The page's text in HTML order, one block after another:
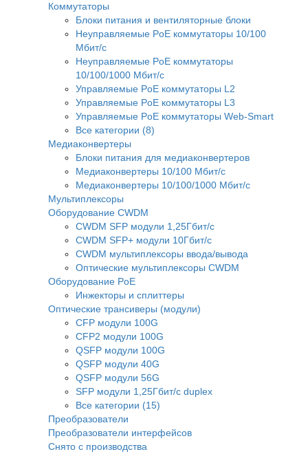
Коммутаторы
Блоки питания и вентиляторные блоки
Неуправляемые PoE коммутаторы 10/100
Мбит/с
Неуправляемые PoE коммутаторы
10/100/1000 Мбит/с
Управляемые PoE коммутаторы L2
Управляемые PoE коммутаторы L3
Управляемые PoE коммутаторы Web-Smart
Все категории (8)
Медиаконвертеры
Блоки питания для медиаконвертеров
Медиаконвертеры 10/100 Мбит/с
Медиаконвертеры 10/100/1000 Мбит/c
Мультиплексоры
Оборудование CWDM
CWDM SFP модули 1,25Гбит/с
CWDM SFP+ модули 10Гбит/с
CWDM мультиплексоры ввода/вывода
Оптические мультиплексоры CWDM
Оборудование PoE
Инжекторы и сплиттеры
Оптические трансиверы (модули)
CFP модули 100G
CFP2 модули 100G
QSFP модули 100G
QSFP модули 40G
QSFP модули 56G
SFP модули 1,25Гбит/с duplex
Все категории (15)
Преобразователи
Преобразователи интерфейсов
Снято с производства